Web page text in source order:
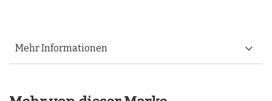
Mehr Informationen